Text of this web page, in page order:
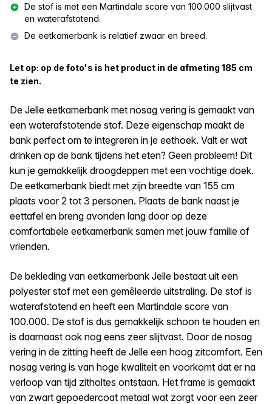
De stof is met een Martindale score van 100.000 slijtvast
en waterafstotend.
De eetkamerbank is relatief zwaar en breed.
Let op: op de foto's is het product in de afmeting 185 cm
te zien.
De Jelle eetkamerbank met nosag vering is gemaakt van
een waterafstotende stof. Deze eigenschap maakt de
bank perfect om te integreren in je eethoek. Valt er wat
drinken op de bank tijdens het eten? Geen probleem! Dit
kun je gemakkelijk droogdeppen met een vochtige doek.
De eetkamerbank biedt met zijn breedte van 155 cm
plaats voor 2 tot 3 personen. Plaats de bank naast je
eettafel en breng avonden lang door op deze
comfortabele eetkamerbank samen met jouw familie of
vrienden.
De bekleding van eetkamerbank Jelle bestaat uit een
polyester stof met een gemêleerde uitstraling. De stof is
waterafstotend en heeft een Martindale score van
100.000. De stof is dus gemakkelijk schoon te houden en
is daarnaast ook nog eens zeer slijtvast. Door de nosag
vering in de zitting heeft de Jelle een hoog zitcomfort. Een
nosag vering is van hoge kwaliteit en voorkomt dat er na
verloop van tijd zitholtes ontstaan. Het frame is gemaakt
van zwart gepoedercoat metaal wat zorgt voor een zeer